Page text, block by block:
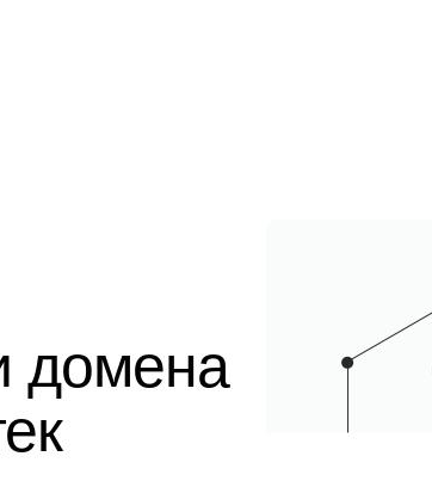
домена